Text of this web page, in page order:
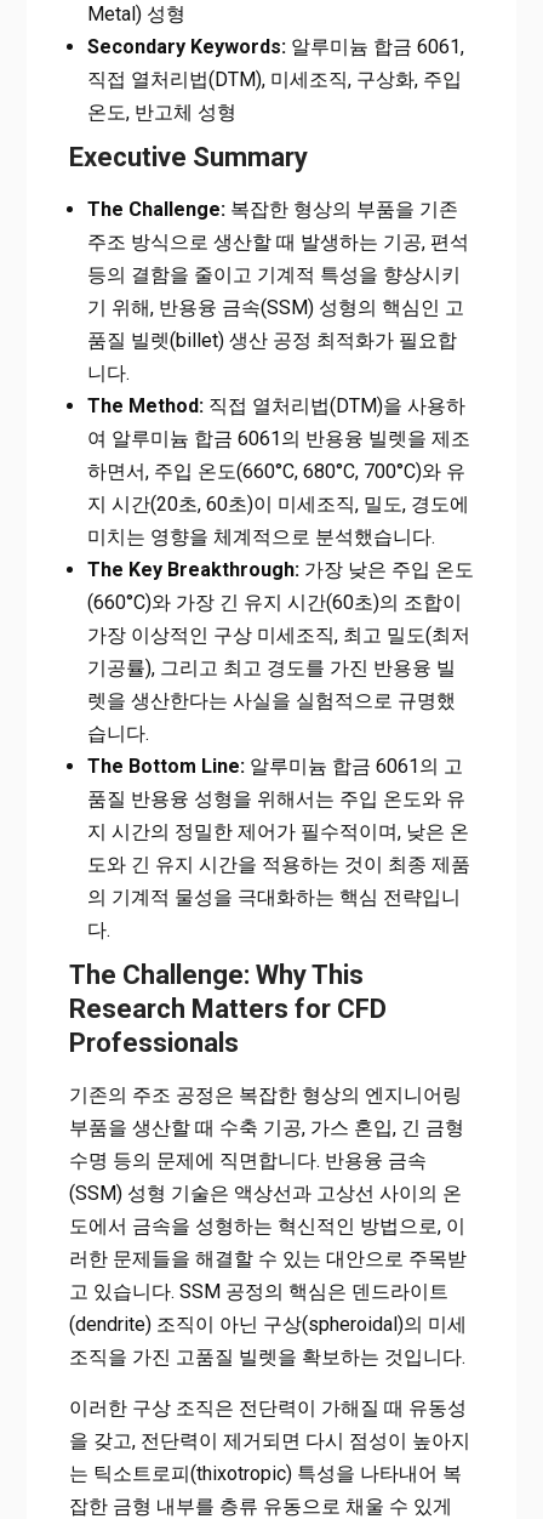
Metal) 성형
Secondary Keywords:알루미늄 합금 6061,
직접 열처리법(DTM), 미세조직, 구상화, 주입
온도, 반고체 성형
Executive Summary
The Challenge:복잡한 형상의 부품을 기존
주조 방식으로 생산할 때 발생하는 기공, 편석
등의 결함을 줄이고 기계적 특성을 향상시키
기 위해, 반용융 금속(SSM) 성형의 핵심인 고
품질 빌렛(billet) 생산 공정 최적화가 필요합
니다.
The Method:직접 열처리법(DTM)을 사용하
여 알루미늄 합금 6061의 반용융 빌렛을 제조
하면서, 주입 온도(660°C, 680°C, 700°C)와 유
지 시간(20초, 60초)이 미세조직, 밀도, 경도에
미치는 영향을 체계적으로 분석했습니다.
The Key Breakthrough:가장 낮은 주입 온도
(660°C)와 가장 긴 유지 시간(60초)의 조합이
가장 이상적인 구상 미세조직, 최고 밀도(최저
기공률), 그리고 최고 경도를 가진 반용융 빌
렛을 생산한다는 사실을 실험적으로 규명했
습니다.
The Bottom Line:알루미늄 합금 6061의 고
품질 반용융 성형을 위해서는 주입 온도와 유
지 시간의 정밀한 제어가 필수적이며, 낮은 온
도와 긴 유지 시간을 적용하는 것이 최종 제품
의 기계적 물성을 극대화하는 핵심 전략입니
다.
The Challenge: Why This
Research Matters for CFD
Professionals
기존의 주조 공정은 복잡한 형상의 엔지니어링
부품을 생산할 때 수축 기공, 가스 혼입, 긴 금형
수명 등의 문제에 직면합니다. 반용융 금속
(SSM) 성형 기술은 액상선과 고상선 사이의 온
도에서 금속을 성형하는 혁신적인 방법으로, 이
러한 문제들을 해결할 수 있는 대안으로 주목받
고 있습니다. SSM 공정의 핵심은 덴드라이트
(dendrite) 조직이 아닌 구상(spheroidal)의 미세
조직을 가진 고품질 빌렛을 확보하는 것입니다.
이러한 구상 조직은 전단력이 가해질 때 유동성
을 갖고, 전단력이 제거되면 다시 점성이 높아지
는 틱소트로피(thixotropic) 특성을 나타내어 복
잡한 금형 내부를 층류 유동으로 채울 수 있게